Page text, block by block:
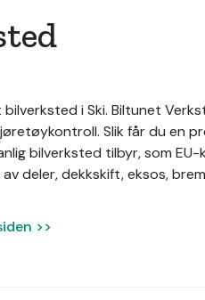
i Ski. Biltunet
Slik får du en
bilverksted tilbyr, som
deler, dekkskift, eksos,
>>